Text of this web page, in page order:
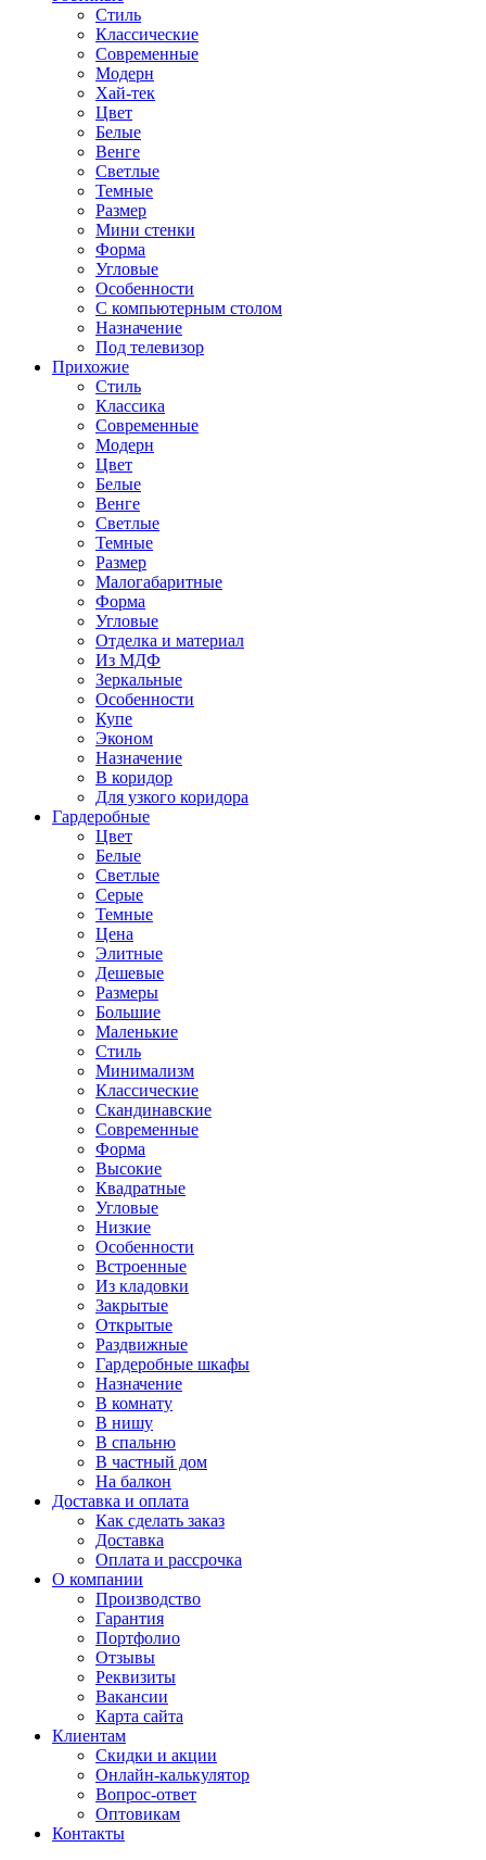
Стиль
Классические
Современные
Модерн
Хай-тек
Цвет
Белые
Венге
Светлые
Темные
Размер
Мини стенки
Форма
Угловые
Особенности
С компьютерным столом
Назначение
Под телевизор
Прихожие
Стиль
Классика
Современные
Модерн
Цвет
Белые
Венге
Светлые
Темные
Размер
Малогабаритные
Форма
Угловые
Отделка и материал
Из МДФ
Зеркальные
Особенности
Купе
Эконом
Назначение
В коридор
Для узкого коридора
Гардеробные
Цвет
Белые
Светлые
Серые
Темные
Цена
Элитные
Дешевые
Размеры
Большие
Маленькие
Стиль
Минимализм
Классические
Скандинавские
Современные
Форма
Высокие
Квадратные
Угловые
Низкие
Особенности
Встроенные
Из кладовки
Закрытые
Открытые
Раздвижные
Гардеробные шкафы
Назначение
В комнату
В нишу
В спальню
В частный дом
На балкон
Доставка и оплата
Как сделать заказ
Доставка
Оплата и рассрочка
О компании
Производство
Гарантия
Портфолио
Отзывы
Реквизиты
Вакансии
Карта сайта
Клиентам
Скидки и акции
Онлайн-калькулятор
Вопрос-ответ
Оптовикам
Контакты